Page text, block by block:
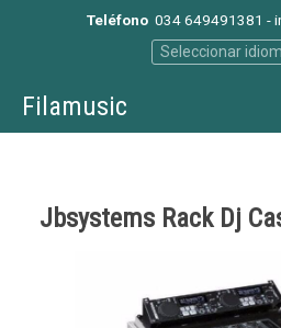
Teléfono 034 649491381 -
Seleccionar
Filamusic
Jbsystems Rack Dj